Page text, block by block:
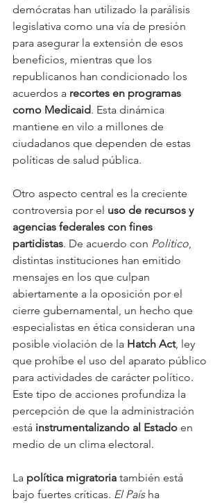
demócratas han utilizado la parálisis
legislativa como una vía de presión
para asegurar la extensión de esos
beneficios, mientras que los
republicanos han condicionado los
acuerdos a recortes en programas
como Medicaid. Esta dinámica
mantiene en vilo a millones de
ciudadanos que dependen de estas
políticas de salud pública.
Otro aspecto central es la creciente
controversia por el uso de recursos y
agencias federales con fines
partidistas. De acuerdo con Politico
distintas instituciones han emitido
mensajes en los que culpan
abiertamente a la oposición por el
cierre gubernamental, un hecho que
especialistas en ética consideran una
posible violación de la Hatch Act, ley
que prohíbe el uso del aparato público
para actividades de carácter político.
Este tipo de acciones profundiza la
percepción de que la administración
está instrumentalizando al Estado en
medio de un clima electoral.
La política migratoria también está
bajo fuertes críticas. El País ha